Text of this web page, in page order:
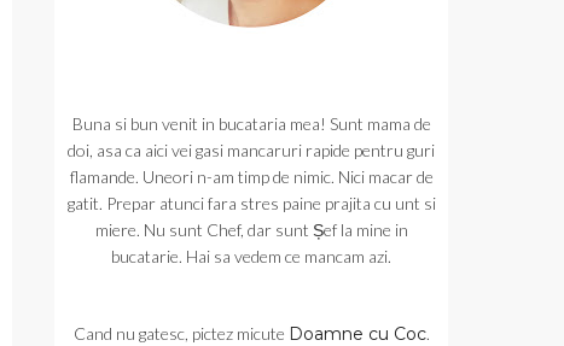
Buna si bun venit in bucataria mea! Sunt mama de
doi, asa ca aici vei gasi mancaruri rapide pentru guri
flamande. Uneori n-am timp de nimic. Nici macar de
gatit. Prepar atunci fara stres paine prajita cu unt si
miere. Nu sunt Chef, dar sunt Șef la mine in
bucatarie. Hai sa vedem ce mancam azi.
Cand nu gatesc, pictez micute Doamne cu Coc.